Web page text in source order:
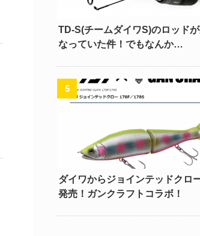
TD-S(チームダイワS)のロッドが
なっていた件！でもなんか…
ダイワからジョインテッドクロ
発売！ガンクラフトコラボ！